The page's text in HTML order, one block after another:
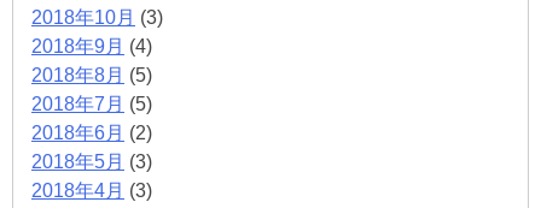
2018年10月 (3)
2018年9月 (4)
2018年8月 (5)
2018年7月 (5)
2018年6月 (2)
2018年5月 (3)
2018年4月 (3)